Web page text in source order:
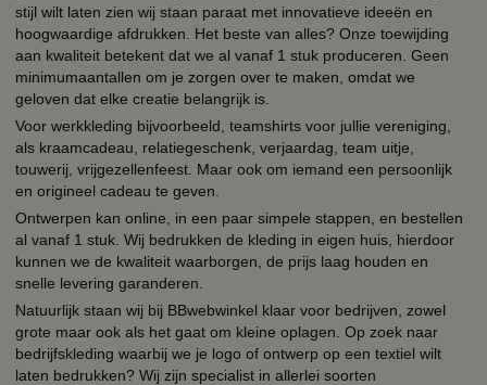
stijl wilt laten zien wij staan paraat met innovatieve ideeën en
hoogwaardige afdrukken. Het beste van alles? Onze toewijding
aan kwaliteit betekent dat we al vanaf 1 stuk produceren. Geen
minimumaantallen om je zorgen over te maken, omdat we
geloven dat elke creatie belangrijk is.
Voor werkkleding bijvoorbeeld, teamshirts voor jullie vereniging,
als kraamcadeau, relatiegeschenk, verjaardag, team uitje,
touwerij, vrijgezellenfeest. Maar ook om iemand een persoonlijk
en origineel cadeau te geven.
Ontwerpen kan online, in een paar simpele stappen, en bestellen
al vanaf 1 stuk. Wij bedrukken de kleding in eigen huis, hierdoor
kunnen we de kwaliteit waarborgen, de prijs laag houden en
snelle levering garanderen.
Natuurlijk staan wij bij BBwebwinkel klaar voor bedrijven, zowel
grote maar ook als het gaat om kleine oplagen. Op zoek naar
bedrijfskleding waarbij we je logo of ontwerp op een textiel wilt
laten bedrukken? Wij zijn specialist in allerlei soorten